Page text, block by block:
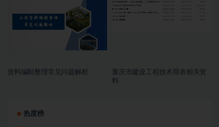
资料编制整理常见问题解析
重庆市建设工程技术用表相关资
料
热度榜